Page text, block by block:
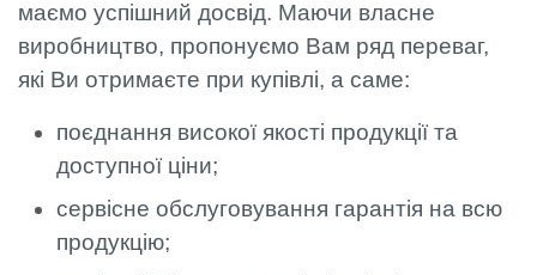
маємо успішний досвід. Маючи власне
виробництво, пропонуємо Вам ряд переваг,
які Ви отримаєте при купівлі, а саме:
поєднання високої якості продукції та
доступної ціни;
сервісне обслуговування гарантія на всю
продукцію;